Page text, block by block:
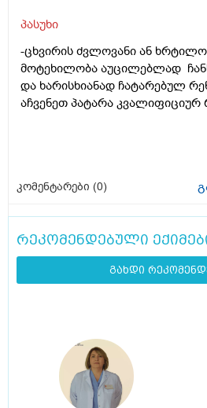
პასუხი
-ცხვირის ძვლოვანი ან
მოტეხილობა აუცილებლად
და ხარისხიანად ჩატარებულ
აჩვენეთ პატარა
კომენტარები (0)
რეკომენდებული
გახდი